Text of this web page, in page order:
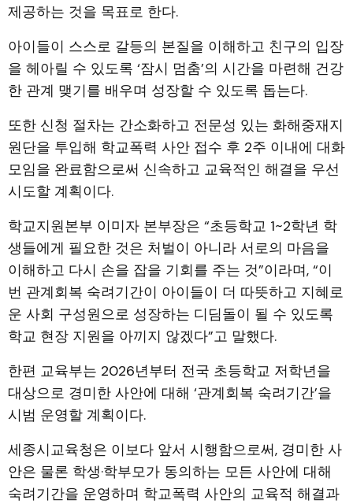
제공하는 것을 목표로 한다.
아이들이 스스로 갈등의 본질을 이해하고 친구의 입장
을 헤아릴 수 있도록 ‘잠시 멈춤’의 시간을 마련해 건강
한 관계 맺기를 배우며 성장할 수 있도록 돕는다.
또한 신청 절차는 간소화하고 전문성 있는 화해중재지
원단을 투입해 학교폭력 사안 접수 후 2주 이내에 대화
모임을 완료함으로써 신속하고 교육적인 해결을 우선
시도할 계획이다.
학교지원본부 이미자 본부장은 “초등학교 1~2학년 학
생들에게 필요한 것은 처벌이 아니라 서로의 마음을
이해하고 다시 손을 잡을 기회를 주는 것”이라며, “이
번 관계회복 숙려기간이 아이들이 더 따뜻하고 지혜로
운 사회 구성원으로 성장하는 디딤돌이 될 수 있도록
학교 현장 지원을 아끼지 않겠다”고 말했다.
한편 교육부는 2026년부터 전국 초등학교 저학년을
대상으로 경미한 사안에 대해 ‘관계회복 숙려기간’을
시범 운영할 계획이다.
세종시교육청은 이보다 앞서 시행함으로써, 경미한 사
안은 물론 학생·학부모가 동의하는 모든 사안에 대해
숙려기간을 운영하며 학교폭력 사안의 교육적 해결과